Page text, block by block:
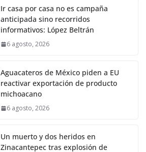
Ir casa por casa no es campaña
anticipada sino recorridos
informativos: López Beltrán
6 agosto, 2026
Aguacateros de México piden a EU
reactivar exportación de producto
michoacano
6 agosto, 2026
Un muerto y dos heridos en
Zinacantepec tras explosión de